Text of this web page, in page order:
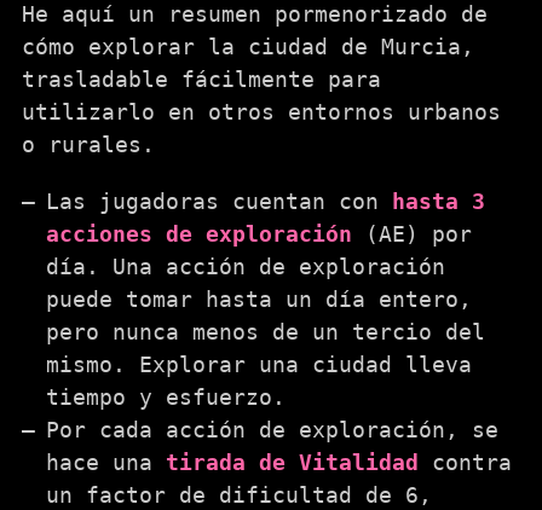
He aquí un resumen pormenorizado de
cómo explorar la ciudad de Murcia,
trasladable fácilmente para
utilizarlo en otros entornos urbanos
o rurales.
Las jugadoras cuentan con
hasta 3
acciones de exploración (AE) por
día. Una acción de exploración
puede tomar hasta un día entero,
pero nunca menos de un tercio del
mismo. Explorar una ciudad lleva
tiempo y esfuerzo.
Por cada acción de exploración, se
hace una tirada de Vitalidad
contra
un factor de dificultad de 6,